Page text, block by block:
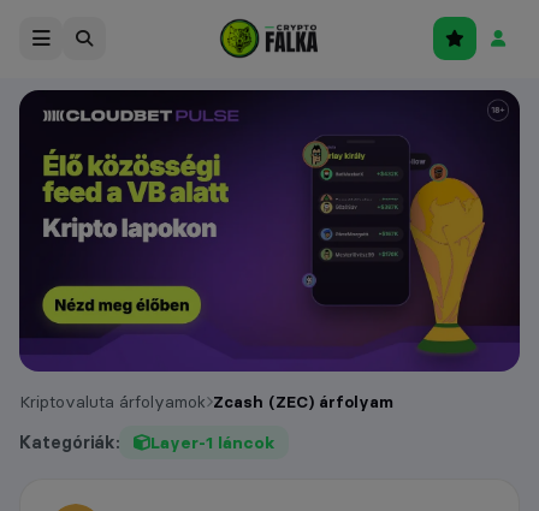
Kriptovaluta árfolyamok Zcash (ZEC) árfolyam
Kategóriák: Layer-1 láncok